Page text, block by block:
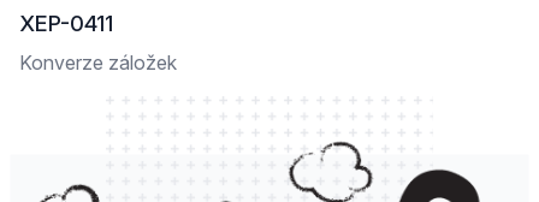
XEP-0411
Konverze záložek